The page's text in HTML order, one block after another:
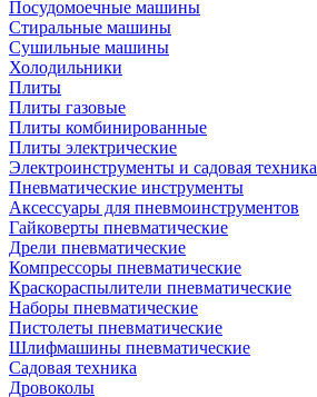
Посудомоечные машины
Стиральные машины
Сушильные машины
Холодильники
Плиты
Плиты газовые
Плиты комбинированные
Плиты электрические
Электроинструменты и садовая техника
Пневматические инструменты
Аксессуары для пневмоинструментов
Гайковерты пневматические
Дрели пневматические
Компрессоры пневматические
Краскораспылители пневматические
Наборы пневматические
Пистолеты пневматические
Шлифмашины пневматические
Садовая техника
Дровоколы